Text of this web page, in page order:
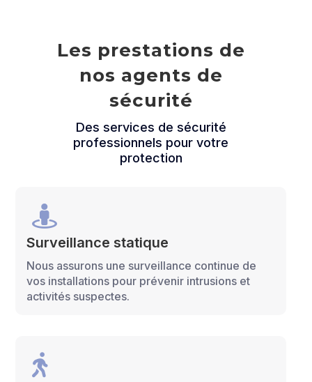
Les prestations de
nos agents de
sécurité
Des services de sécurité
professionnels pour votre
protection

Surveillance statique
Nous assurons une surveillance continue de
vos installations pour prévenir intrusions et
activités suspectes.
